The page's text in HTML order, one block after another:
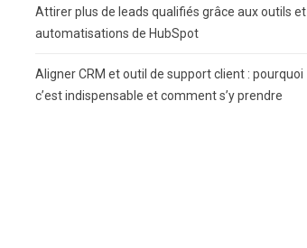
Attirer plus de leads qualifiés grâce aux outils et
automatisations de HubSpot
Aligner CRM et outil de support client : pourquoi
c’est indispensable et comment s’y prendre